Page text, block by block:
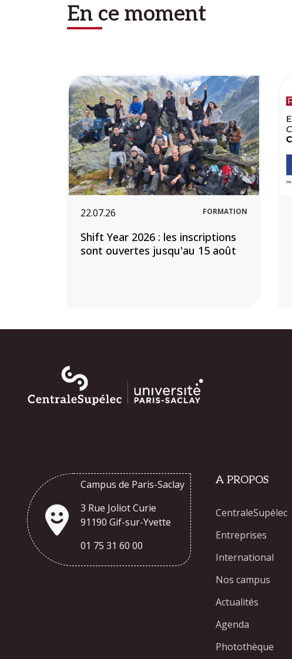
En ce moment
Image
22.07.26 FORMATION
Shift Year 2026 : les inscriptions
sont ouvertes jusqu'au 15 août
Campus de Paris-Saclay
3 Rue Joliot Curie
91190 Gif-sur-Yvette
01 75 31 60 00
A PROPOS
CentraleSupélec
Entreprises
International
Nos campus
Actualités
Agenda
Photothèque